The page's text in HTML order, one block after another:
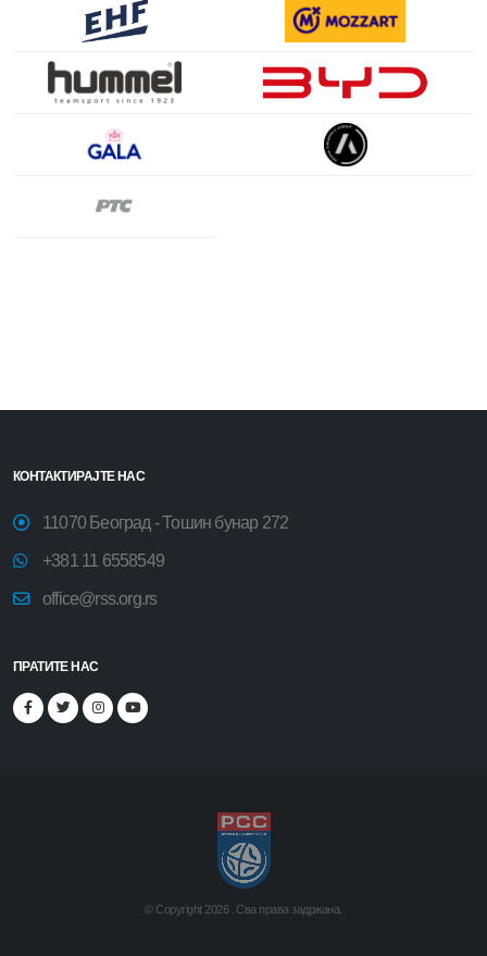
КОНТАКТИРАЈТЕ НАС
11070 Београд - Тошин бунар 272
+381 11 6558549
office@rss.org.rs
ПРАТИТЕ НАС
© Copyright 2026 . Сва права задржана.